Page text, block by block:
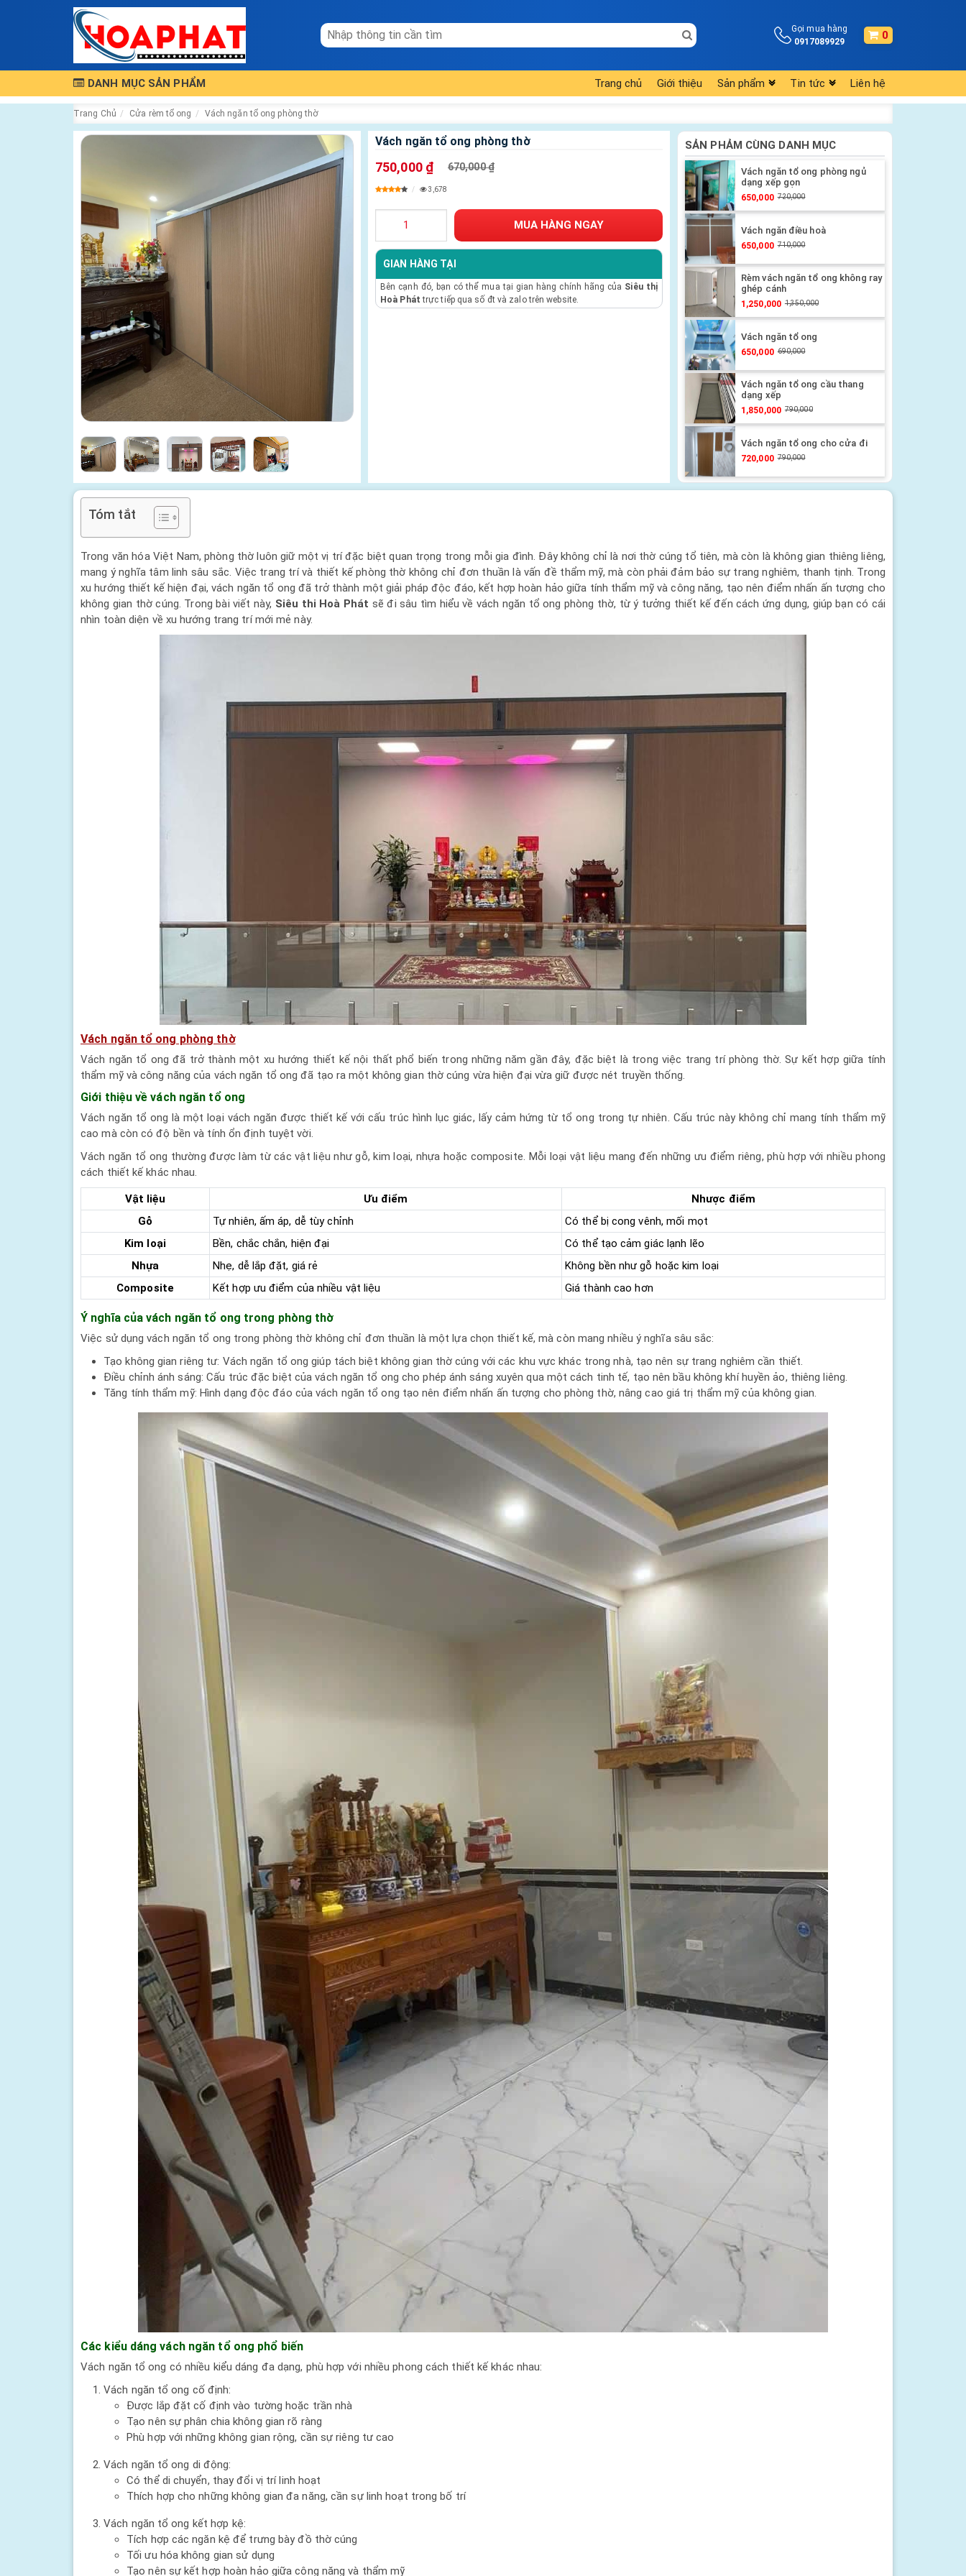
Gọi mua hàng
0917089929
0
Trang chủ Giới thiệu Sản phẩm Tin tức Liên hệ
DANH MỤC SẢN PHẨM
Trang Chủ Cửa rèm tổ ong Vách ngăn tổ ong phòng thờ
Vách ngăn tổ ong phòng thờ
750,000 ₫ 670,000 ₫
3,678
GIAN HÀNG TẠI
Bên cạnh đó, bạn có thể mua tại gian hàng chính hãng của Siêu thị
Hoà Phát trực tiếp qua số đt và zalo trên website.
SẢN PHẢM CÙNG DANH MỤC
Vách ngăn tổ ong phòng ngủ
dạng xếp gọn
650,000 720,000
Vách ngăn điều hoà
650,000 710,000
Rèm vách ngăn tổ ong không ray
ghép cánh
1,250,000 1,350,000
Vách ngăn tổ ong
650,000 690,000
Vách ngăn tổ ong cầu thang
dạng xếp
1,850,000 790,000
Vách ngăn tổ ong cho cửa đi
720,000 790,000
Tóm tắt
Trong văn hóa Việt Nam, phòng thờ luôn giữ một vị trí đặc biệt quan trọng trong mỗi gia đình. Đây không chỉ là nơi thờ cúng tổ tiên, mà còn là không gian thiêng liêng,
mang ý nghĩa tâm linh sâu sắc. Việc trang trí và thiết kế phòng thờ không chỉ đơn thuần là vấn đề thẩm mỹ, mà còn phải đảm bảo sự trang nghiêm, thanh tịnh. Trong
xu hướng thiết kế hiện đại, vách ngăn tổ ong đã trở thành một giải pháp độc đáo, kết hợp hoàn hảo giữa tính thẩm mỹ và công năng, tạo nên điểm nhấn ấn tượng cho
không gian thờ cúng. Trong bài viết này, Siêu thi Hoà Phát sẽ đi sâu tìm hiểu về vách ngăn tổ ong phòng thờ, từ ý tưởng thiết kế đến cách ứng dụng, giúp bạn có cái
nhìn toàn diện về xu hướng trang trí mới mẻ này.
Vách ngăn tổ ong phòng thờ
Vách ngăn tổ ong đã trở thành một xu hướng thiết kế nội thất phổ biến trong những năm gần đây, đặc biệt là trong việc trang trí phòng thờ. Sự kết hợp giữa tính
thẩm mỹ và công năng của vách ngăn tổ ong đã tạo ra một không gian thờ cúng vừa hiện đại vừa giữ được nét truyền thống.
Giới thiệu về vách ngăn tổ ong
Vách ngăn tổ ong là một loại vách ngăn được thiết kế với cấu trúc hình lục giác, lấy cảm hứng từ tổ ong trong tự nhiên. Cấu trúc này không chỉ mang tính thẩm mỹ
cao mà còn có độ bền và tính ổn định tuyệt vời.
Vách ngăn tổ ong thường được làm từ các vật liệu như gỗ, kim loại, nhựa hoặc composite. Mỗi loại vật liệu mang đến những ưu điểm riêng, phù hợp với nhiều phong
cách thiết kế khác nhau.
Vật liệu Ưu điểm
Nhược điểm
Gỗ
Tự nhiên, ấm áp, dễ tùy chỉnh
Có thể bị cong vênh, mối mọt
Kim loại
Bền, chắc chắn, hiện đại
Có thể tạo cảm giác lạnh lẽo
Nhựa
Nhẹ, dễ lắp đặt, giá rẻ
Không bền như gỗ hoặc kim loại
Composite
Kết hợp ưu điểm của nhiều vật liệu Giá thành cao hơn
Ý nghĩa của vách ngăn tổ ong trong phòng thờ
Việc sử dụng vách ngăn tổ ong trong phòng thờ không chỉ đơn thuần là một lựa chọn thiết kế, mà còn mang nhiều ý nghĩa sâu sắc:
Tạo không gian riêng tư: Vách ngăn tổ ong giúp tách biệt không gian thờ cúng với các khu vực khác trong nhà, tạo nên sự trang nghiêm cần thiết.
Điều chỉnh ánh sáng: Cấu trúc đặc biệt của vách ngăn tổ ong cho phép ánh sáng xuyên qua một cách tinh tế, tạo nên bầu không khí huyền ảo, thiêng liêng.
Tăng tính thẩm mỹ: Hình dạng độc đáo của vách ngăn tổ ong tạo nên điểm nhấn ấn tượng cho phòng thờ, nâng cao giá trị thẩm mỹ của không gian.
Các kiểu dáng vách ngăn tổ ong phổ biến
Vách ngăn tổ ong có nhiều kiểu dáng đa dạng, phù hợp với nhiều phong cách thiết kế khác nhau:
Vách ngăn tổ ong cố định:
Được lắp đặt cố định vào tường hoặc trần nhà
Tạo nên sự phân chia không gian rõ ràng
Phù hợp với những không gian rộng, cần sự riêng tư cao
Vách ngăn tổ ong di động:
Có thể di chuyển, thay đổi vị trí linh hoạt
Thích hợp cho những không gian đa năng, cần sự linh hoạt trong bố trí
Vách ngăn tổ ong kết hợp kệ:
Tích hợp các ngăn kệ để trưng bày đồ thờ cúng
Tối ưu hóa không gian sử dụng
Tạo nên sự kết hợp hoàn hảo giữa công năng và thẩm mỹ